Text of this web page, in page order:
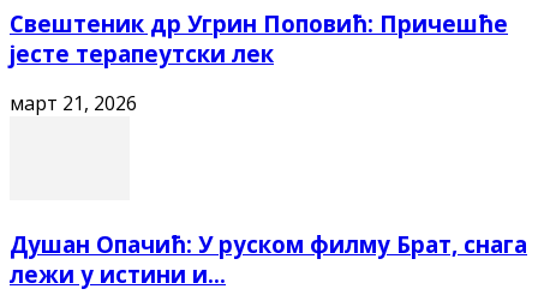
Свештеник др Угрин Поповић: Причешће
јесте терапеутски лек
март 21, 2026
Душан Опачић: У руском филму Брат, снага
лежи у истини и...